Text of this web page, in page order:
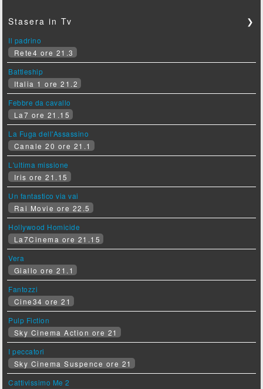
Stasera in Tv ❯
Il padrino
Rete4 ore 21.3
Battleship
Italia 1 ore 21.2
Febbre da cavallo
La7 ore 21.15
La Fuga dell'Assassino
Canale 20 ore 21.1
L'ultima missione
Iris ore 21.15
Un fantastico via vai
Rai Movie ore 22.5
Hollywood Homicide
La7Cinema ore 21.15
Vera
Giallo ore 21.1
Fantozzi
Cine34 ore 21
Pulp Fiction
Sky Cinema Action ore 21
I peccatori
Sky Cinema Suspence ore 21
Cattivissimo Me 2